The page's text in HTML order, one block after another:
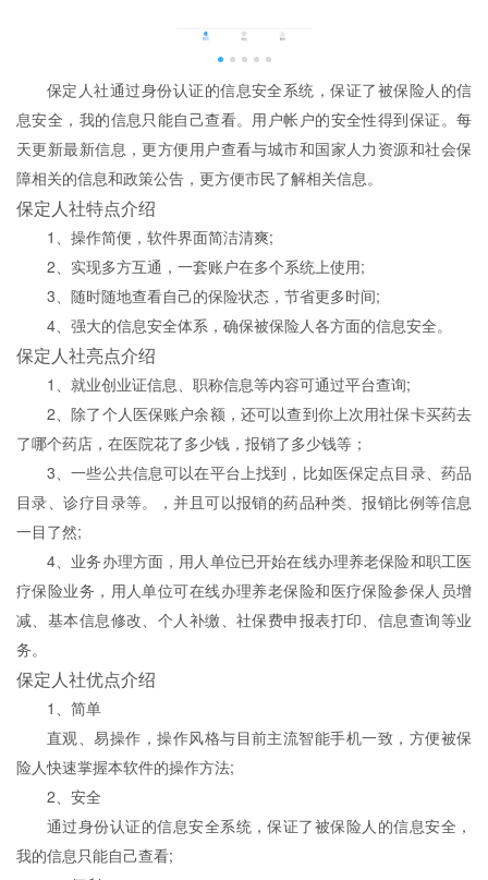
保定人社通过身份认证的信息安全系统，保证了被保险人的信
息安全，我的信息只能自己查看。用户帐户的安全性得到保证。每
天更新最新信息，更方便用户查看与城市和国家人力资源和社会保
障相关的信息和政策公告，更方便市民了解相关信息。
保定人社特点介绍
1、操作简便，软件界面简洁清爽;
2、实现多方互通，一套账户在多个系统上使用;
3、随时随地查看自己的保险状态，节省更多时间;
4、强大的信息安全体系，确保被保险人各方面的信息安全。
保定人社亮点介绍
1、就业创业证信息、职称信息等内容可通过平台查询;
2、除了个人医保账户余额，还可以查到你上次用社保卡买药去
了哪个药店，在医院花了多少钱，报销了多少钱等；
3、一些公共信息可以在平台上找到，比如医保定点目录、药品
目录、诊疗目录等。，并且可以报销的药品种类、报销比例等信息
一目了然;
4、业务办理方面，用人单位已开始在线办理养老保险和职工医
疗保险业务，用人单位可在线办理养老保险和医疗保险参保人员增
减、基本信息修改、个人补缴、社保费申报表打印、信息查询等业
务。
保定人社优点介绍
1、简单
直观、易操作，操作风格与目前主流智能手机一致，方便被保
险人快速掌握本软件的操作方法;
2、安全
通过身份认证的信息安全系统，保证了被保险人的信息安全，
我的信息只能自己查看;